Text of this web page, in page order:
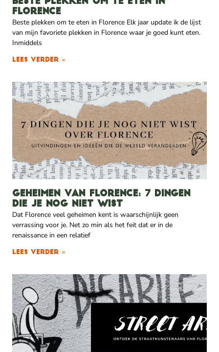
Florence
Beste plekken om te eten in Florence Elk jaar update ik de lijst
van mijn favoriete plekken in Florence waar je goed kunt eten.
Inmiddels
Lees verder »
Geheimen van Florence: 7 dingen
die je nog niet wist
Dat Florence veel geheimen kent is waarschijnlijk geen
verrassing voor je. Net zo min als het feit dat er in de
renaissance in een relatief
Lees verder »